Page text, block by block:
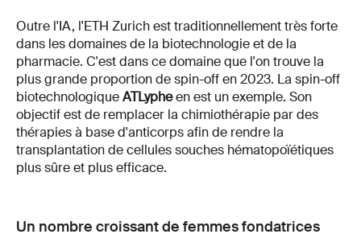
Outre l'IA, l'ETH Zurich est traditionnellement très forte
dans les domaines de la biotechnologie et de la
pharmacie. C'est dans ce domaine que l'on trouve la
plus grande proportion de spin-off en 2023. La spin-off
biotechnologiqueATLypheen est un exemple. Son
objectif est de remplacer la chimiothérapie par des
thérapies à base d'anticorps afin de rendre la
transplantation de cellules souches hématopoïétiques
plus sûre et plus efficace.
Un nombre croissant de femmes fondatrices